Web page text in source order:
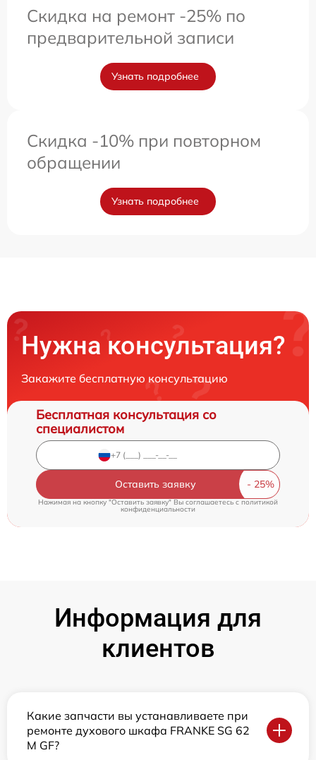
Скидка на ремонт -25% по
предварительной записи
Узнать подробнее
Скидка -10% при повторном
обращении
Узнать подробнее
Нужна консультация?
Закажите бесплатную консультацию
Бесплатная консультация со
специалистом
Оставить заявку
Нажимая на кнопку "Оставить заявку" Вы соглашаетесь cполитикой
конфиденциальности
Информация для
клиентов
Какие запчасти вы устанавливаете при
ремонте духового шкафа FRANKE SG 62
M GF?